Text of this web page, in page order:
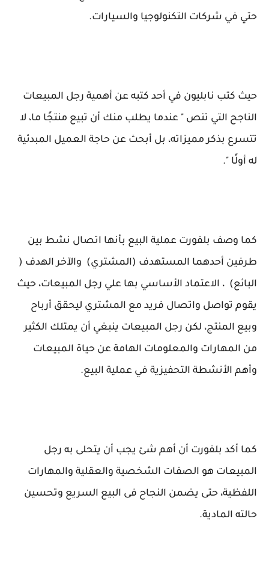
حتي في شركات التكنولوجيا والسيارات.
حيث كتب نابليون في أحد كتبه عن أهمية رجل المبيعات
الناجح التي تنص " عندما يطلب منك أن تبيع منتجًا ما، لا
تتسرع بذكر مميزاته، بل أبحث عن حاجة العميل المبدئية
له أولًا ".
كما وصف بلفورت عملية البيع بأنها اتصال نشط بين
طرفين أحدهما المستهدف (المشتري) والآخر الهدف (
البائع) ، الاعتماد الأساسي بها علي رجل المبيعات، حيث
يقوم تواصل واتصال فريد مع المشتري ليحقق أرباح
وبيع المنتج، لكن رجل المبيعات ينبغي أن يمتلك الكثير
من المهارات والمعلومات الهامة عن حياة المبيعات
وأهم الأنشطة التحفيزية في عملية البيع.
كما أكد بلفورت أن أهم شئ يجب أن يتحلى به رجل
المبيعات هو الصفات الشخصية والعقلية والمهارات
اللفظية، حتى يضمن النجاح فى البيع السريع وتحسين
حالته المادية.